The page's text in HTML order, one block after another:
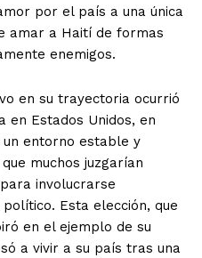
por el país a una única
amar a Haití de formas
enemigos.
en su trayectoria ocurrió
en Estados Unidos, en
un entorno estable y
muchos juzgarían
involucrarse
Esta elección, que
en el ejemplo de su
a vivir a su país tras una